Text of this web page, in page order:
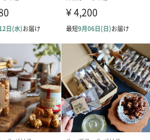
ン（0円）
とリボンはいずれか一方のみをご
ます。
ただきました際には、「リボン」
けしてお届けいたしますので、あ